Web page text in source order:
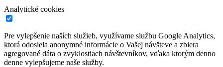
Analytické cookies
Pre vylepšenie naších služieb, využívame službu Google Analytics,
ktorá odosiela anonymné informácie o Vašej návšteve a zbiera
agregované dáta o zvyklostiach návštevníkov, vďaka ktorým denno
denne vylepšujeme naše služby.